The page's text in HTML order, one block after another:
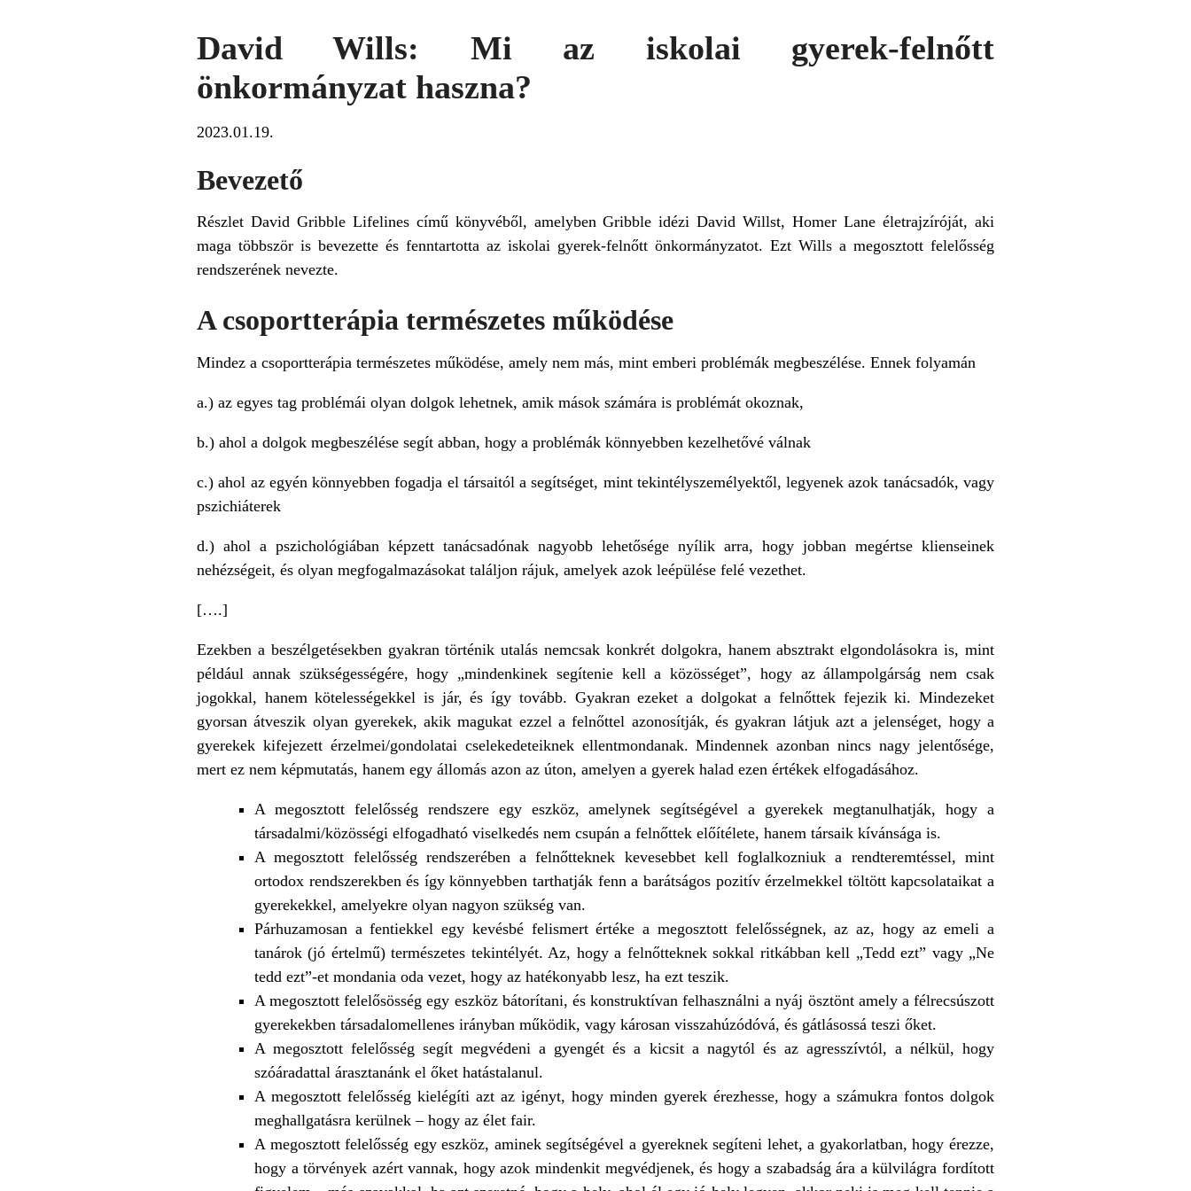
David Wills: Mi az iskolai gyerek-felnőtt
önkormányzat haszna?
2023.01.19.
Bevezető
Részlet David Gribble Lifelines című könyvéből, amelyben Gribble idézi David Willst, Homer Lane életrajzíróját, aki
maga többször is bevezette és fenntartotta az iskolai gyerek-felnőtt önkormányzatot. Ezt Wills a megosztott felelősség
rendszerének nevezte.
A csoportterápia természetes működése
Mindez a csoportterápia természetes működése, amely nem más, mint emberi problémák megbeszélése. Ennek folyamán
a.) az egyes tag problémái olyan dolgok lehetnek, amik mások számára is problémát okoznak,
b.) ahol a dolgok megbeszélése segít abban, hogy a problémák könnyebben kezelhetővé válnak
c.) ahol az egyén könnyebben fogadja el társaitól a segítséget, mint tekintélyszemélyektől, legyenek azok tanácsadók, vagy
pszichiáterek
d.) ahol a pszichológiában képzett tanácsadónak nagyobb lehetősége nyílik arra, hogy jobban megértse klienseinek
nehézségeit, és olyan megfogalmazásokat találjon rájuk, amelyek azok leépülése felé vezethet.
[….]
Ezekben a beszélgetésekben gyakran történik utalás nemcsak konkrét dolgokra, hanem absztrakt elgondolásokra is, mint
például annak szükségességére, hogy „mindenkinek segítenie kell a közösséget”, hogy az állampolgárság nem csak
jogokkal, hanem kötelességekkel is jár, és így tovább. Gyakran ezeket a dolgokat a felnőttek fejezik ki. Mindezeket
gyorsan átveszik olyan gyerekek, akik magukat ezzel a felnőttel azonosítják, és gyakran látjuk azt a jelenséget, hogy a
gyerekek kifejezett érzelmei/gondolatai cselekedeteiknek ellentmondanak. Mindennek azonban nincs nagy jelentősége,
mert ez nem képmutatás, hanem egy állomás azon az úton, amelyen a gyerek halad ezen értékek elfogadásához.
A megosztott felelősség rendszere egy eszköz, amelynek segítségével a gyerekek megtanulhatják, hogy a
társadalmi/közösségi elfogadható viselkedés nem csupán a felnőttek előítélete, hanem társaik kívánsága is.
A megosztott felelősség rendszerében a felnőtteknek kevesebbet kell foglalkozniuk a rendteremtéssel, mint
ortodox rendszerekben és így könnyebben tarthatják fenn a barátságos pozitív érzelmekkel töltött kapcsolataikat a
gyerekekkel, amelyekre olyan nagyon szükség van.
Párhuzamosan a fentiekkel egy kevésbé felismert értéke a megosztott felelősségnek, az az, hogy az emeli a
tanárok (jó értelmű) természetes tekintélyét. Az, hogy a felnőtteknek sokkal ritkábban kell „Tedd ezt” vagy „Ne
tedd ezt”-et mondania oda vezet, hogy az hatékonyabb lesz, ha ezt teszik.
A megosztott felelősösség egy eszköz bátorítani, és konstruktívan felhasználni a nyáj ösztönt amely a félrecsúszott
gyerekekben társadalomellenes irányban működik, vagy károsan visszahúzódóvá, és gátlásossá teszi őket.
A megosztott felelősség segít megvédeni a gyengét és a kicsit a nagytól és az agresszívtól, a nélkül, hogy
szóáradattal árasztanánk el őket hatástalanul.
A megosztott felelősség kielégíti azt az igényt, hogy minden gyerek érezhesse, hogy a számukra fontos dolgok
meghallgatásra kerülnek – hogy az élet fair.
A megosztott felelősség egy eszköz, aminek segítségével a gyereknek segíteni lehet, a gyakorlatban, hogy érezze,
hogy a törvények azért vannak, hogy azok mindenkit megvédjenek, és hogy a szabadság ára a külvilágra fordított